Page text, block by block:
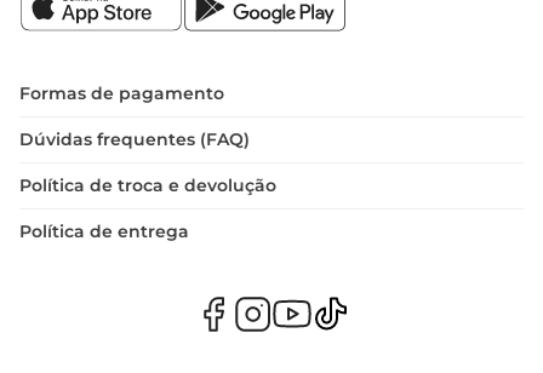
Formas de pagamento
Dúvidas frequentes (FAQ)
Política de troca e devolução
Política de entrega